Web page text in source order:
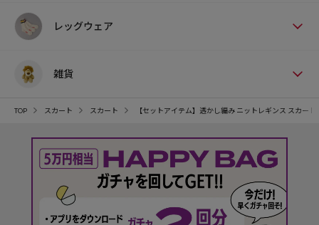
レッグウェア
雑貨
TOP スカート スカート 【セットアイテム】透かし編み ニットレギンス スカー